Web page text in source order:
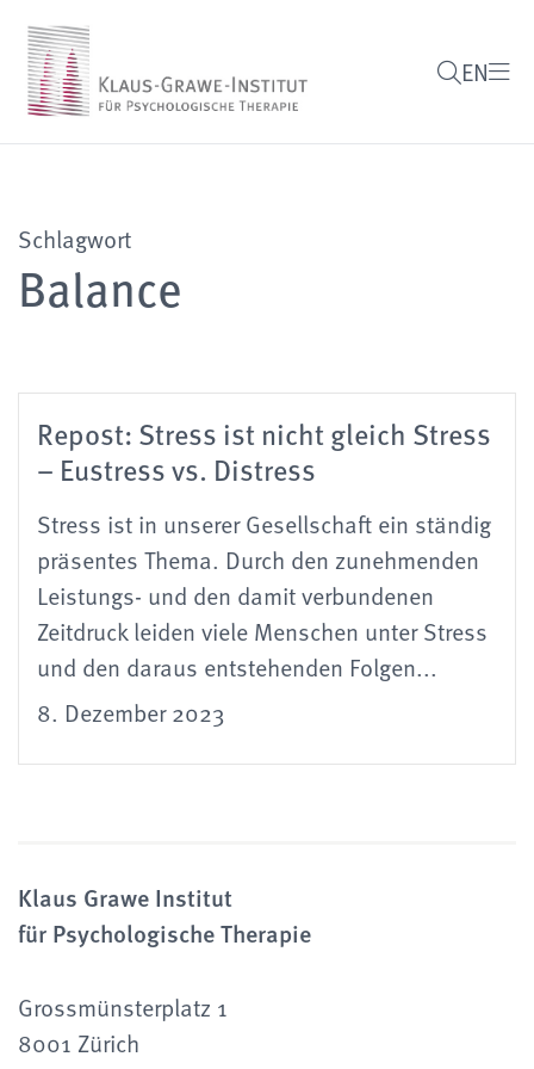
EN
Schlagwort
Balance
Repost: Stress ist nicht gleich Stress
– Eustress vs. Distress
Stress ist in unserer Gesellschaft ein ständig
präsentes Thema. Durch den zunehmenden
Leistungs- und den damit verbundenen
Zeitdruck leiden viele Menschen unter Stress
und den daraus entstehenden Folgen...
8. Dezember 2023
Klaus Grawe Institut
für Psychologische Therapie
Grossmünsterplatz 1
8001 Zürich